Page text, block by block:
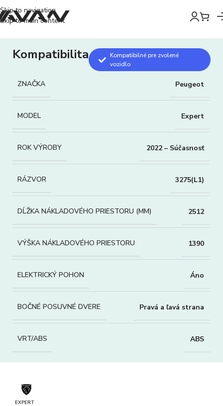
Skip to navigation
Skip to main content
Kompatibilita
Kompatibilné pre zvolené
vozidlo
ZNAČKA Peugeot
MODEL Expert
ROK VÝROBY 2022 – Súčasnosť
RÁZVOR 3275(L1)
DĹŽKA NÁKLADOVÉHO PRIESTORU (MM) 2512
VÝŠKA NÁKLADOVÉHO PRIESTORU 1390
ELEKTRICKÝ POHON Áno
BOČNÉ POSUVNÉ DVERE Pravá a ľavá strana
VRT/ABS ABS
EXPERT